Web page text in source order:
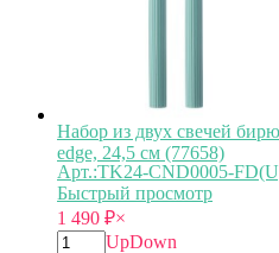
Набор из двух свечей
edge, 24,5 см (77658)
Арт.:TK24-CND0005-
Быстрый просмотр
1 490 ₽×
UpDown